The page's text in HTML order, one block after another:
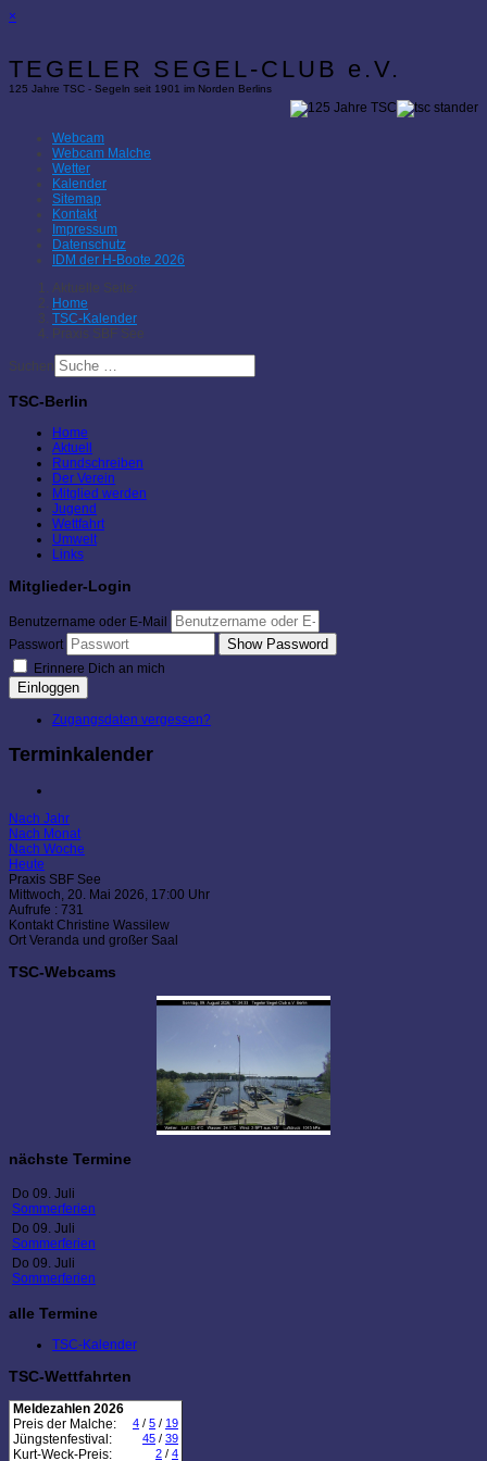
×
TEGELER SEGEL-CLUB e.V.
125 Jahre TSC - Segeln seit 1901 im Norden Berlins
Webcam
Webcam Malche
Wetter
Kalender
Sitemap
Kontakt
Impressum
Datenschutz
IDM der H-Boote 2026
Aktuelle Seite:
Home
TSC-Kalender
Praxis SBF See
Suchen
TSC-Berlin
Home
Aktuell
Rundschreiben
Der Verein
Mitglied werden
Jugend
Wettfahrt
Umwelt
Links
Mitglieder-Login
Benutzername oder E-Mail
Passwort
Show Password
Erinnere Dich an mich
Einloggen
Zugangsdaten vergessen?
Terminkalender
Nach Jahr
Nach Monat
Nach Woche
Heute
Praxis SBF See
Mittwoch, 20. Mai 2026, 17:00 Uhr
Aufrufe : 731
Kontakt Christine Wassilew
Ort Veranda und großer Saal
TSC-Webcams
nächste Termine
Do 09. Juli
Sommerferien
Do 09. Juli
Sommerferien
Do 09. Juli
Sommerferien
alle Termine
TSC-Kalender
TSC-Wettfahrten
Meldezahlen 2026
Preis der Malche:
4 / 5 / 19
Jüngstenfestival: 45 / 39
Kurt-Weck-Preis: 2 / 4